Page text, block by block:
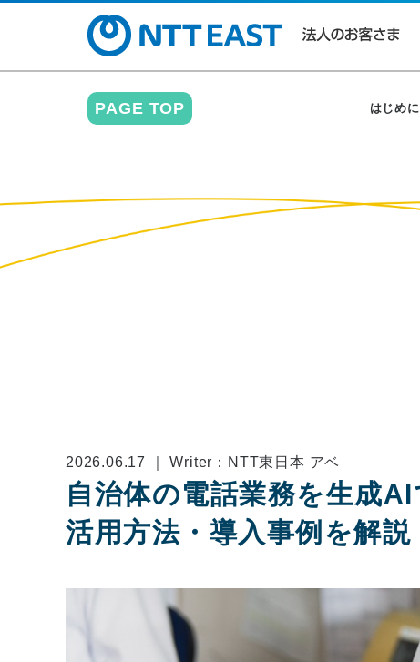
PAGE TOP はじめに
2026.06.17 ｜ Writer：NTT東日本 アベ
自治体の電話業務を生成
活用方法・導入事例を解説